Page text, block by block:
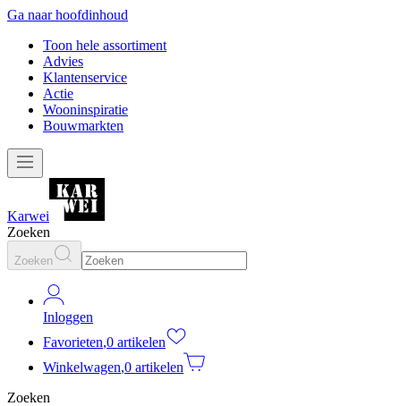
Ga naar hoofdinhoud
Toon hele assortiment
Advies
Klantenservice
Actie
Wooninspiratie
Bouwmarkten
Karwei
Zoeken
Zoeken
Inloggen
Favorieten,0 artikelen
Winkelwagen,0 artikelen
Zoeken